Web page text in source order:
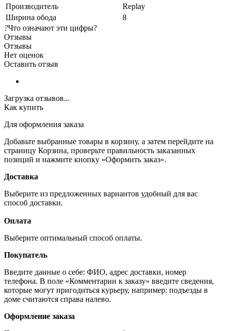
Производитель
Replay
Ширина обода
8
?Что означают эти цифры?
Отзывы
Отзывы
Нет оценок
Оставить отзыв
Загрузка отзывов...
Как купить
Для оформления заказа
Добавьте выбранные товары в корзину, а затем перейдите на
страницу Корзина, проверьте правильность заказанных
позиций и нажмите кнопку «Оформить заказ».
Доставка
Выберите из предложенных вариантов удобный для вас
способ доставки.
Оплата
Выберите оптимальный способ оплаты.
Покупатель
Введите данные о себе: ФИО, адрес доставки, номер
телефона. В поле «Комментарии к заказу» введите сведения,
которые могут пригодиться курьеру, например: подъезды в
доме считаются справа налево.
Оформление заказа